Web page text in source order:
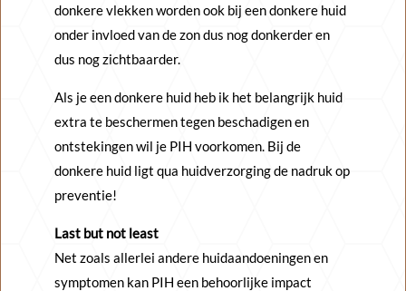
donkere vlekken worden ook bij een donkere huid
onder invloed van de zon dus nog donkerder en
dus nog zichtbaarder.
Als je een donkere huid heb ik het belangrijk huid
extra te beschermen tegen beschadigen en
ontstekingen wil je PIH voorkomen. Bij de
donkere huid ligt qua huidverzorging de nadruk op
preventie!
Last but not least
Net zoals allerlei andere huidaandoeningen en
symptomen kan PIH een behoorlijke impact